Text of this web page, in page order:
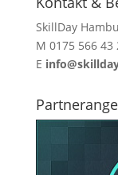
SkillDay
M 0175 566 43
E